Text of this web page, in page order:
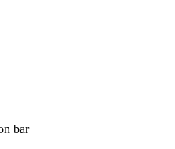
bar